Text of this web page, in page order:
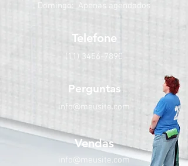
Domingo: Apenas agendados
Telefone
(11) 3456-7890
Perguntas
info@meusite.com
Vendas
info@meusite.com